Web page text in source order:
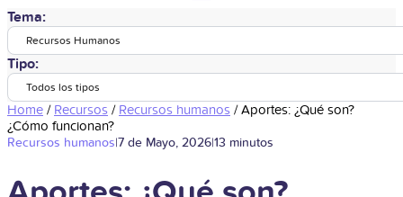
Tema:
Recursos Humanos
Tipo:
Todos los tipos
Home / Recursos / Recursos humanos /Aportes: ¿Qué son?
¿Cómo funcionan?
Recursos humanos|7 de Mayo, 2026|13 minutos